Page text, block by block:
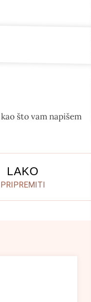
što vam napišem
LAKO
PRIPREMITI